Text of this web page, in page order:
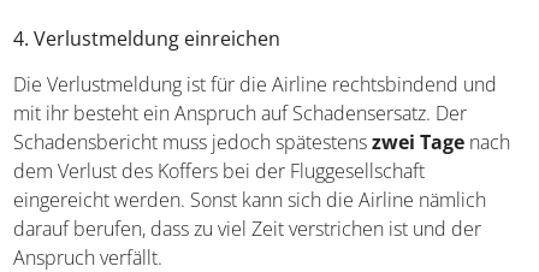
4. Verlustmeldung einreichen
Die Verlustmeldung ist für die Airline rechtsbindend und
mit ihr besteht ein Anspruch auf Schadensersatz. Der
Schadensbericht muss jedoch spätestenszwei Tage nach
dem Verlust des Koffers bei der Fluggesellschaft
eingereicht werden. Sonst kann sich die Airline nämlich
darauf berufen, dass zu viel Zeit verstrichen ist und der
Anspruch verfällt.